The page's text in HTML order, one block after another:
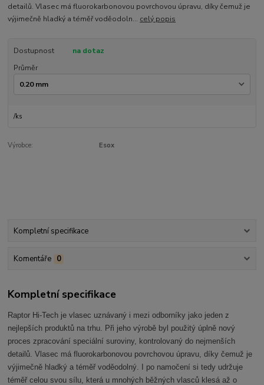
detailů. Vlasec má fluorokarbonovou povrchovou úpravu, díky čemuž je
výjimečně hladký a téměř voděodoln... celý popis
Dostupnost
na dotaz
Průměr
/ks
Výrobce: Esox
Kompletní specifikace
Komentáře 0
Kompletní specifikace
Raptor Hi-Tech je vlasec uznávaný i mezi odborníky jako jeden z
nejlepších produktů na trhu. Při jeho výrobě byl použitý úplně nový
proces zpracování speciální suroviny, kontrolovaný do nejmenších
detailů. Vlasec má fluorokarbonovou povrchovou úpravu, díky čemuž je
výjimečně hladký a téměř voděodolný. I po namočení si tedy udržuje
téměř celou svou sílu, která u mnohých běžných vlasců klesá až o